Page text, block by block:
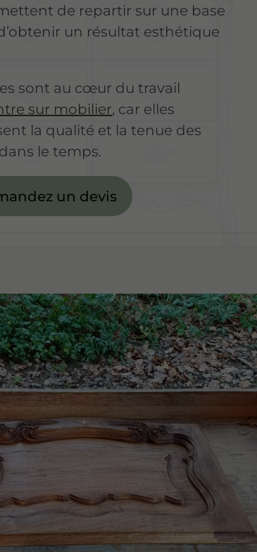
de repartir sur une base
un résultat esthétique
sont au cœur du travail
sur mobilier, car elles
la qualité et la tenue des
le temps.
un devis